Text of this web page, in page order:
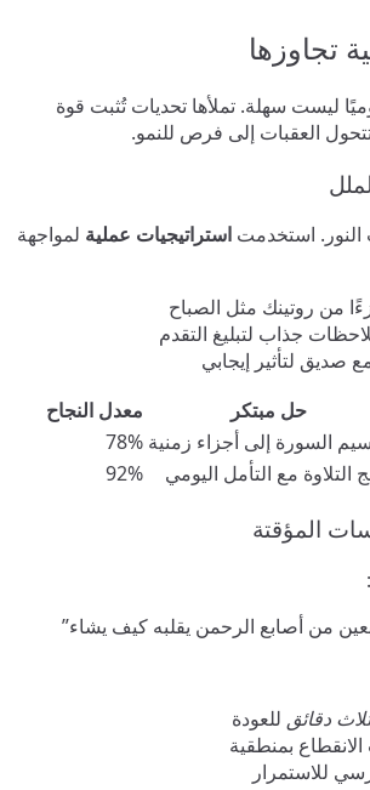
تجاوزها
ليست سهلة. تملأها تحديات تُثبت قوة
العقبات إلى فرص للنمو.
استخدمت استراتيجيات عملية لمواجهة
من روتينك مثل الصباح
جذاب لتبليغ التقدم
صديق لتأثير إيجابي
حل مبتكر
معدل النجاح
السورة إلى أجزاء زمنية 78%
التلاوة مع التأمل اليومي 92%
المؤقتة
من أصابع الرحمن يقلبه كيف يشاء”
دقائق للعودة
بمنطقية
للاستمرار